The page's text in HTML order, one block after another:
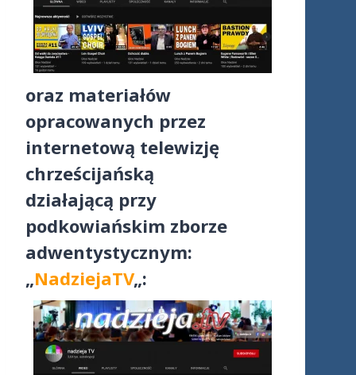
oraz materiałów
opracowanych przez
internetową telewizję
chrześcijańską
działającą przy
podkowiańskim zborze
adwentystycznym:
„NadziejaTV„: